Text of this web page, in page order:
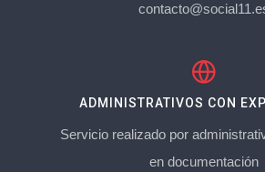
ADMINISTRATIVOS CON
Servicio realizado por
en documentación